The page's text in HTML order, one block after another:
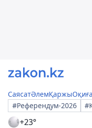
СаясатӘлемҚаржыОқиға
#Референдум-2026
+23°